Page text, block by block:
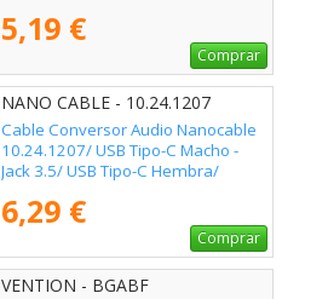
5,19 €
Comprar
NANO CABLE - 10.24.1207
Cable Conversor Audio Nanocable
10.24.1207/ USB Tipo-C Macho -
Jack 3.5/ USB Tipo-C Hembra/
6,29 €
Comprar
VENTION - BGABF